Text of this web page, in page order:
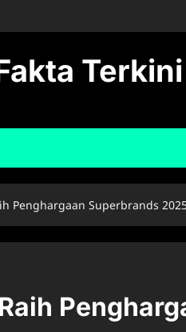
Penghargaan Superbrands